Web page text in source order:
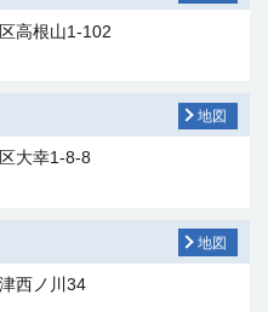
新北野3-8-2
浜2-2-22
地図
1
島3-10
地図
9-34
地図
町2-11-42
（MKビル2階）
高根山1-102
大幸1-8-8
地図
西ノ川34
地図